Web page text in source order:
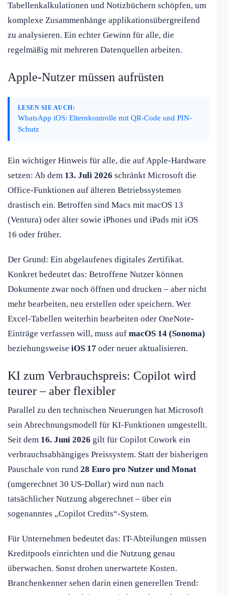
Tabellenkalkulationen und Notizbüchern schöpfen, um
komplexe Zusammenhänge applikationsübergreifend
zu analysieren. Ein echter Gewinn für alle, die
regelmäßig mit mehreren Datenquellen arbeiten.
Apple-Nutzer müssen aufrüsten
LESEN SIE AUCH:
WhatsApp iOS: Elternkontrolle mit QR-Code und PIN-
Schutz
Ein wichtiger Hinweis für alle, die auf Apple-Hardware
setzen: Ab dem 13. Juli 2026 schränkt Microsoft die
Office-Funktionen auf älteren Betriebssystemen
drastisch ein. Betroffen sind Macs mit macOS 13
(Ventura) oder älter sowie iPhones und iPads mit iOS
16 oder früher.
Der Grund: Ein abgelaufenes digitales Zertifikat.
Konkret bedeutet das: Betroffene Nutzer können
Dokumente zwar noch öffnen und drucken – aber nicht
mehr bearbeiten, neu erstellen oder speichern. Wer
Excel-Tabellen weiterhin bearbeiten oder OneNote-
Einträge verfassen will, muss auf macOS 14 (Sonoma)
beziehungsweise iOS 17 oder neuer aktualisieren.
KI zum Verbrauchspreis: Copilot wird
teurer – aber flexibler
Parallel zu den technischen Neuerungen hat Microsoft
sein Abrechnungsmodell für KI-Funktionen umgestellt.
Seit dem 16. Juni 2026 gilt für Copilot Cowork ein
verbrauchsabhängiges Preissystem. Statt der bisherigen
Pauschale von rund 28 Euro pro Nutzer und Monat
(umgerechnet 30 US-Dollar) wird nun nach
tatsächlicher Nutzung abgerechnet – über ein
sogenanntes „Copilot Credits“-System.
Für Unternehmen bedeutet das: IT-Abteilungen müssen
Kreditpools einrichten und die Nutzung genau
überwachen. Sonst drohen unerwartete Kosten.
Branchenkenner sehen darin einen generellen Trend: